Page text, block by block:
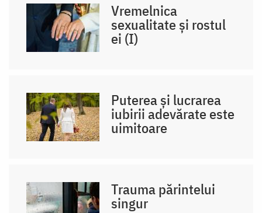
Vremelnica
sexualitate și rostul
ei (I)
Puterea și lucrarea
iubirii adevărate este
uimitoare
Trauma părintelui
singur